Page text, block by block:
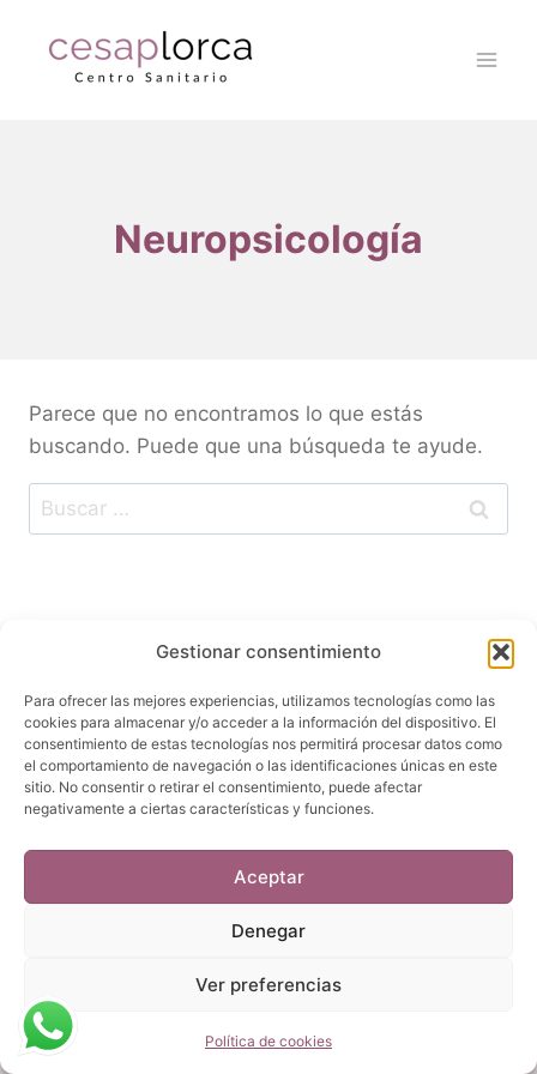
Gestionar consentimiento
Para ofrecer las mejores experiencias, utilizamos tecnologías como las
cookies para almacenar y/o acceder a la información del dispositivo. El
consentimiento de estas tecnologías nos permitirá procesar datos como
el comportamiento de navegación o las identificaciones únicas en este
sitio. No consentir o retirar el consentimiento, puede afectar
negativamente a ciertas características y funciones.
Aceptar
Denegar
Ver preferencias
Política de cookies
Neuropsicología
Parece que no encontramos lo que estás
buscando. Puede que una búsqueda te ayude.
Política de cookies
CESAPLORCA Todos los derechos